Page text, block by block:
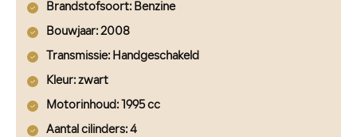
Brandstofsoort: Benzine
Bouwjaar: 2008
Transmissie: Handgeschakeld
Kleur: zwart
Motorinhoud : 1995 cc
Aantal cilinders: 4